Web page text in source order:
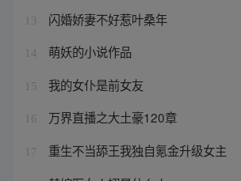
13 闪婚娇妻不好惹叶桑年
14 萌妖的小说作品
15 我的女仆是前女友
16 万界直播之大土豪120章
17 重生不当舔王我独自氪金升级女主